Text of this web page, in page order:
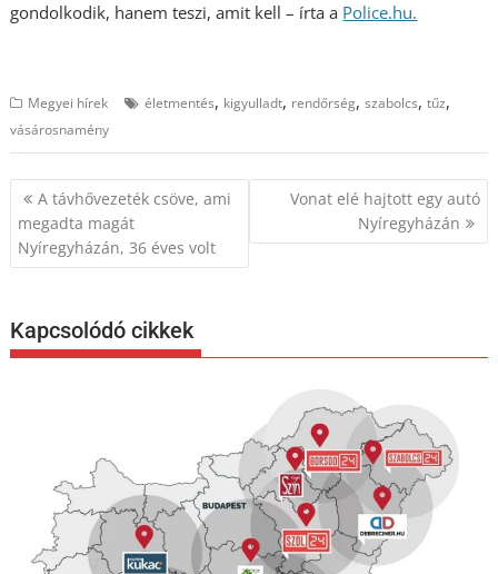
gondolkodik, hanem teszi, amit kell – írta a Police.hu.
Megyei hírek életmentés, kigyulladt, rendőrség,szabolcs,tűz,
vásárosnamény
Bejegyzés
navigáció
A távhővezeték csöve, ami
megadta magát
Nyíregyházán, 36 éves volt
Vonat elé hajtott egy autó
Nyíregyházán
Kapcsolódó cikkek